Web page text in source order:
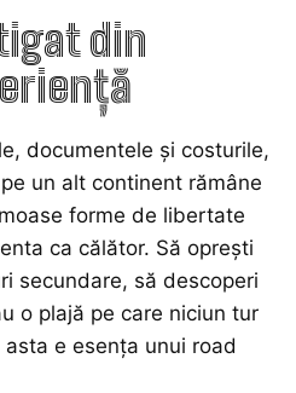
din
documentele și costurile,
un alt continent rămâne
forme de libertate
ca călător. Să oprești
secundare, să descoperi
o plajă pe care niciun tur
e esența unui road